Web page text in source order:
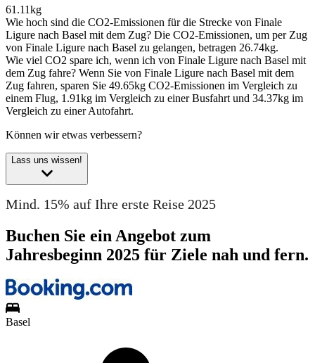
61.11kg
Wie hoch sind die CO2-Emissionen für die Strecke von Finale
Ligure nach Basel mit dem Zug? Die CO2-Emissionen, um per Zug
von Finale Ligure nach Basel zu gelangen, betragen 26.74kg.
Wie viel CO2 spare ich, wenn ich von Finale Ligure nach Basel mit
dem Zug fahre? Wenn Sie von Finale Ligure nach Basel mit dem
Zug fahren, sparen Sie 49.65kg CO2-Emissionen im Vergleich zu
einem Flug, 1.91kg im Vergleich zu einer Busfahrt und 34.37kg im
Vergleich zu einer Autofahrt.
Können wir etwas verbessern?
Lass uns wissen!
Mind. 15% auf Ihre erste Reise 2025
Buchen Sie ein Angebot zum
Jahresbeginn 2025 für Ziele nah und fern.
Basel